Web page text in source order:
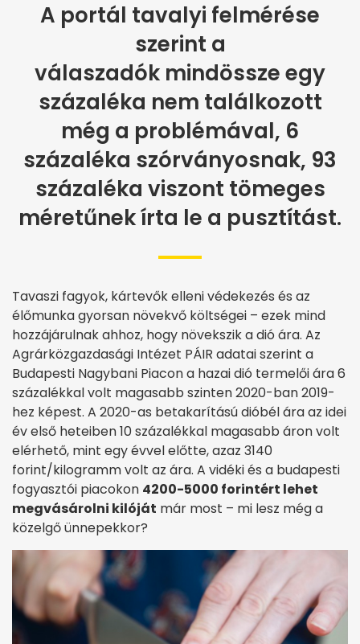
A portál tavalyi felmérése
szerint a
válaszadók mindössze egy
százaléka nem találkozott
még a problémával, 6
százaléka szórványosnak, 93
százaléka viszont tömeges
méretűnek írta le a pusztítást.
Tavaszi fagyok, kártevők elleni védekezés és az
élőmunka gyorsan növekvő költségei – ezek mind
hozzájárulnak ahhoz, hogy növekszik a dió ára. Az
Agrárközgazdasági Intézet PÁIR adatai szerint a
Budapesti Nagybani Piacon a hazai dió termelői ára 6
százalékkal volt magasabb szinten 2020-ban 2019-
hez képest. A 2020-as betakarítású dióbél ára az idei
év első heteiben 10 százalékkal magasabb áron volt
elérhető, mint egy évvel előtte, azaz 3140
forint/kilogramm volt az ára. A vidéki és a budapesti
fogyasztói piacokon 4200-5000 forintért lehet
megvásárolni kilóját már most – mi lesz még a
közelgő ünnepekkor?